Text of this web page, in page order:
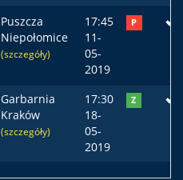
Puszcza
Niepołomice
(szczegóły)
17:45
11-
05-
2019
P
Garbarnia
Kraków
(szczegóły)
17:30
18-
05-
2019
Z